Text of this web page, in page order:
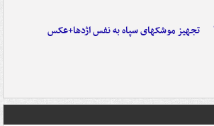
تجهیز موشکهای سپاه به نفس اژدها+عکس